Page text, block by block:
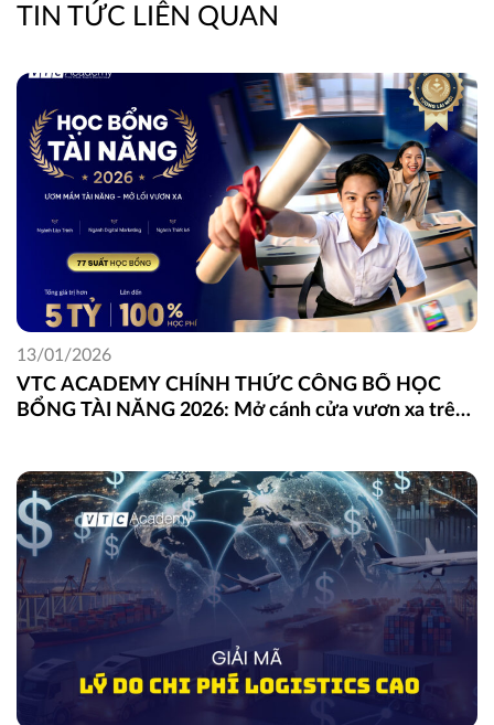
TIN TỨC LIÊN QUAN
VTC ACADEMY CHÍNH THỨC CÔNG BỐ HỌC
BỔNG TÀI NĂNG 2026: Mở cánh cửa vươn xa trên
13/01/2026